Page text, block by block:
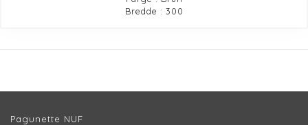
Bredde : 300
Pagunette NUF